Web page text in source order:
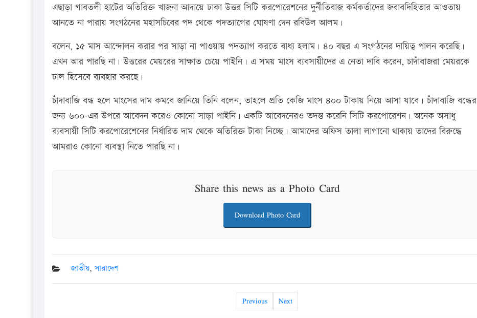
এছাড়া গাবতলী হাটের অতিরিক্ত খাজনা আদায়ে ঢাকা উত্তর সিটি করপোরেশনের দুর্নীতিবাজ কর্মকর্তাদের জবাবদিহিতার আওতায়
আনতে না পারায় সংগঠনের মহাসচিবের পদ থেকে পদত্যাগের ঘোষণা দেন রবিউল আলম।
বলেন, ১৫ মাস আন্দোলন করার পর সাড়া না পাওয়ায় পদত্যাগ করতে বাধ্য হলাম। ৪০ বছর এ সংগঠনের দায়িত্ব পালন করেছি।
এখন আর পারছি না। উত্তরের মেয়রের সাক্ষাত চেয়ে পাইনি। এ সময় মাংস ব্যবসায়ীদের এ নেতা দাবি করেন, চাদাঁবাজরা মেয়রকে
ঢাল হিসেবে ব্যবহার করছে।
চাঁদাবাজি বন্ধ হলে মাংসের দাম কমবে জানিয়ে তিনি বলেন, তাহলে প্রতি কেজি মাংস ৪০০ টাকায় নিয়ে আসা যাবে। চাঁদাবাজি বন্ধের
জন্য ৬০০-এর উপরে আবেদন করেও কোনো সাড়া পাইনি। একটি আবেদনেরও তদন্ত করেনি সিটি করপোরেশন। অনেক অসাধু
ব্যবসায়ী সিটি করপোরেশেনের নির্ধারিত দাম থেকে অতিরিক্ত টাকা নিচ্ছে। আমাদের অফিস তালা লাগানো থাকায় তাদের বিরুদ্ধে
আমরাও কোনো ব্যবস্থা নিতে পারছি না।
Share this news as a Photo Card
Download Photo Card
জাতীয়,সারাদেশ
Previous Next